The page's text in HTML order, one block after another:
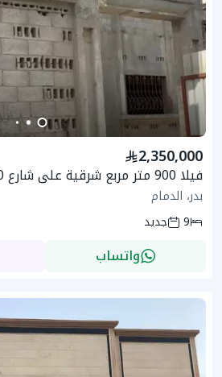
2,350,000
فيلا 900 متر مربع شرقية على شارع 30م
بدر، الدمام
9
جديد
واتساب